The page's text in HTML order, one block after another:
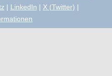
| LinkedIn | X (Twitter) |